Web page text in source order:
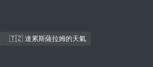
🇹🇿 達累斯薩拉姆的天氣